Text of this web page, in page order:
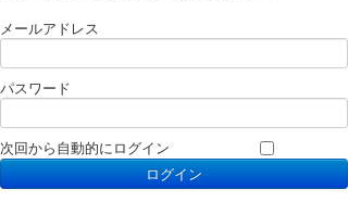
メールアドレス
パスワード
次回から自動的にログイン